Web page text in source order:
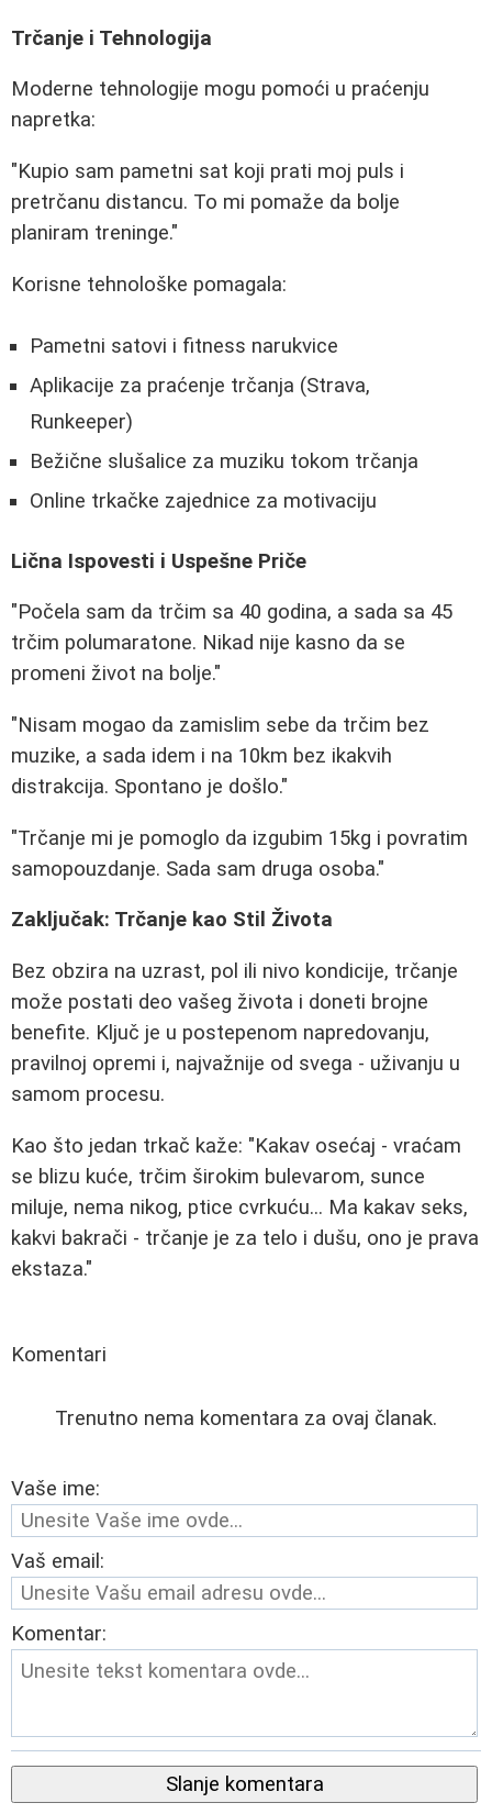
Trčanje i Tehnologija
Moderne tehnologije mogu pomoći u praćenju
napretka:
"Kupio sam pametni sat koji prati moj puls i
pretrčanu distancu. To mi pomaže da bolje
planiram treninge."
Korisne tehnološke pomagala:
Pametni satovi i fitness narukvice
Aplikacije za praćenje trčanja (Strava,
Runkeeper)
Bežične slušalice za muziku tokom trčanja
Online trkačke zajednice za motivaciju
Lična Ispovesti i Uspešne Priče
"Počela sam da trčim sa 40 godina, a sada sa 45
trčim polumaratone. Nikad nije kasno da se
promeni život na bolje."
"Nisam mogao da zamislim sebe da trčim bez
muzike, a sada idem i na 10km bez ikakvih
distrakcija. Spontano je došlo."
"Trčanje mi je pomoglo da izgubim 15kg i povratim
samopouzdanje. Sada sam druga osoba."
Zaključak: Trčanje kao Stil Života
Bez obzira na uzrast, pol ili nivo kondicije, trčanje
može postati deo vašeg života i doneti brojne
benefite. Ključ je u postepenom napredovanju,
pravilnoj opremi i, najvažnije od svega - uživanju u
samom procesu.
Kao što jedan trkač kaže: "Kakav osećaj - vraćam
se blizu kuće, trčim širokim bulevarom, sunce
miluje, nema nikog, ptice cvrkuću... Ma kakav seks,
kakvi bakrači - trčanje je za telo i dušu, ono je prava
ekstaza."
Komentari
Trenutno nema komentara za ovaj članak.
Vaše ime:
Vaš email:
Komentar:
Slanje komentara